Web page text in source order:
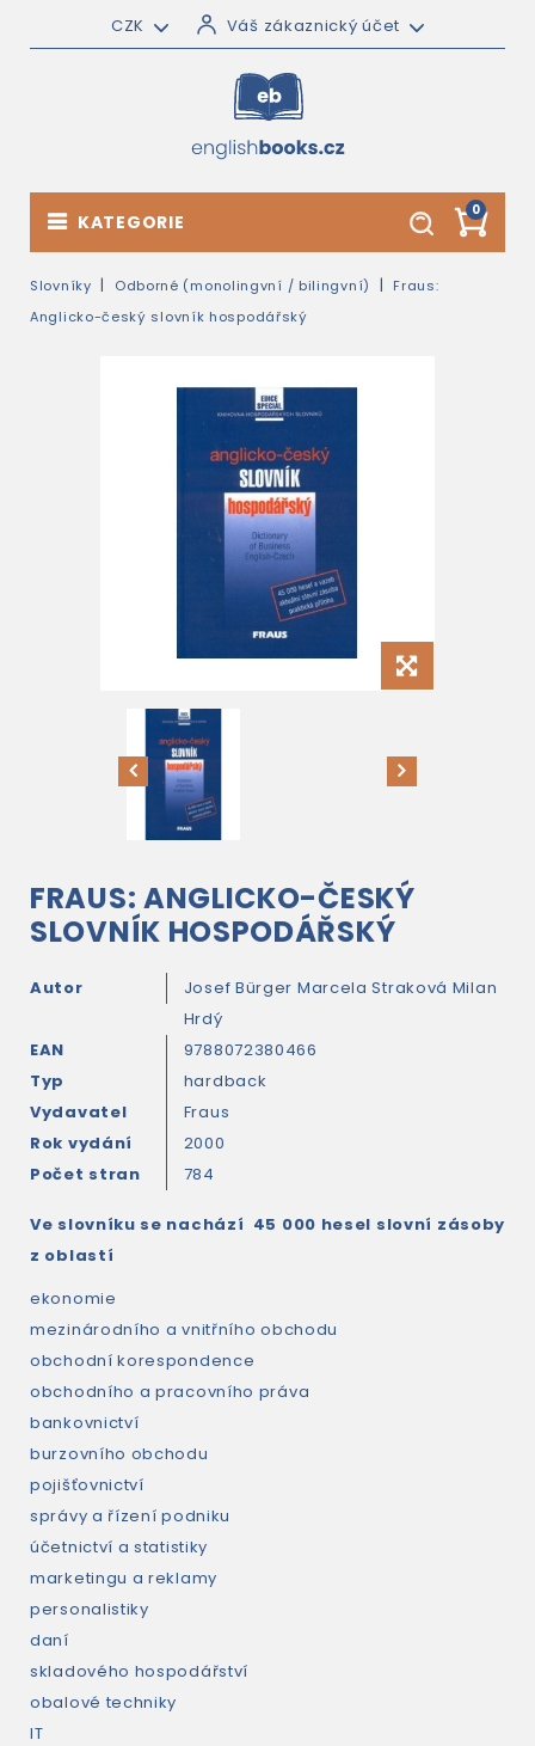
CZK Váš zákaznický účet
0
KATEGORIE
Slovníky Odborné (monolingvní / bilingvní)
Fraus:
Anglicko-český slovník hospodářský
FRAUS: ANGLICKO-ČESKÝ
SLOVNÍK HOSPODÁŘSKÝ
Autor Josef Bürger Marcela Straková Milan
Hrdý
EAN
9788072380466
Typ
hardback
Vydavatel
Fraus
Rok vydání
2000
Počet stran
784
Ve slovníku se nachází 45 000 hesel slovní zásoby
z oblastí
ekonomie
mezinárodního a vnitřního obchodu
obchodní korespondence
obchodního a pracovního práva
bankovnictví
burzovního obchodu
pojišťovnictví
správy a řízení podniku
účetnictví a statistiky
marketingu a reklamy
personalistiky
daní
skladového hospodářství
obalové techniky
IT